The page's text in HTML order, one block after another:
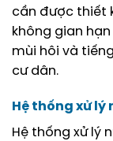
cần được thiết
không gian
mùi hôi và
cư dân.
Hệ thống xử lý
Hệ thống xử lý